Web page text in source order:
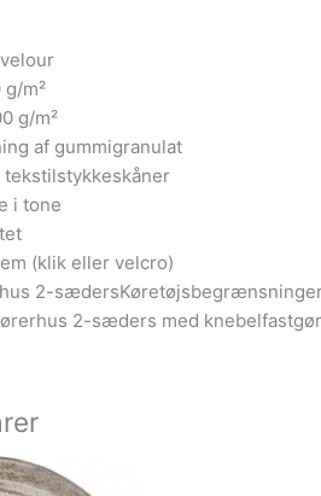
m²
g/m²
af gummigranulat
tekstilstykkeskåner
i tone
(klik eller velcro)
2-
2-sæders med